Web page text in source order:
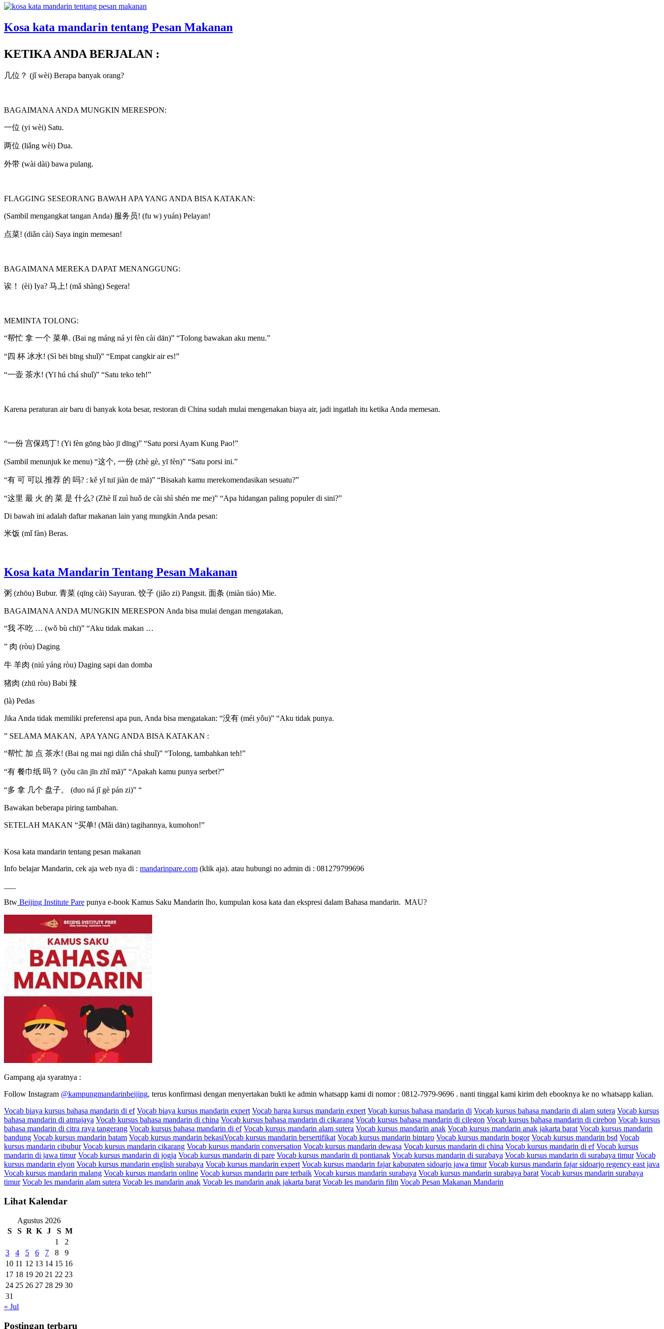
Kosa kata mandarin tentang Pesan Makanan
KETIKA ANDA BERJALAN :
几位？ (jǐ wèi) Berapa banyak orang?
BAGAIMANA ANDA MUNGKIN MERESPON:
一位 (yi wèi) Satu.
两位 (liǎng wèi) Dua.
外带 (wài dài) bawa pulang.
FLAGGING SESEORANG BAWAH APA YANG ANDA BISA KATAKAN:
(Sambil mengangkat tangan Anda) 服务员! (fu w) yuán) Pelayan!
点菜! (diǎn cài) Saya ingin memesan!
BAGAIMANA MEREKA DAPAT MENANGGUNG:
诶！ (èi) Iya? 马上! (mǎ shàng) Segera!
MEMINTA TOLONG:
“帮忙 拿 一个 菜单. (Bai ng máng ná yi fèn cài dān)” “Tolong bawakan aku menu.”
“四 杯 冰水! (Sì bēi bīng shuǐ)” “Empat cangkir air es!”
“一壶 茶水! (Yī hú chá shuǐ)” “Satu teko teh!”
Karena peraturan air baru di banyak kota besar, restoran di China sudah mulai mengenakan biaya air, jadi ingatlah itu ketika Anda memesan.
“一份 宫保鸡丁! (Yi fèn gōng bào jī dīng)” “Satu porsi Ayam Kung Pao!”
(Sambil menunjuk ke menu) “这个, 一份 (zhè gè, yī fèn)” “Satu porsi ini.”
“有 可 可以 推荐 的 吗? : kě yǐ tuī jiàn de mā)” “Bisakah kamu merekomendasikan sesuatu?”
“这里 最 火 的 菜 是 什么? (Zhè lǐ zuì huǒ de cài shì shén me me)” “Apa hidangan paling populer di sini?”
Di bawah ini adalah daftar makanan lain yang mungkin Anda pesan:
米饭 (mǐ fàn) Beras.
Kosa kata Mandarin Tentang Pesan Makanan
粥 (zhōu) Bubur. 青菜 (qīng cài) Sayuran. 饺子 (jiǎo zi) Pangsit. 面条 (miàn tiáo) Mie.
BAGAIMANA ANDA MUNGKIN MERESPON Anda bisa mulai dengan mengatakan,
“我 不吃 … (wǒ bù chī)” “Aku tidak makan …
” 肉 (ròu) Daging
牛 羊肉 (niú yáng ròu) Daging sapi dan domba
猪肉 (zhū ròu) Babi 辣
(là) Pedas
Jika Anda tidak memiliki preferensi apa pun, Anda bisa mengatakan: “没有 (méi yǒu)” “Aku tidak punya.
” SELAMA MAKAN, APA YANG ANDA BISA KATAKAN :
“帮忙 加 点 茶水! (Bai ng mai ngi diǎn chá shuǐ)” “Tolong, tambahkan teh!”
“有 餐巾纸 吗？ (yǒu cān jīn zhǐ mā)” “Apakah kamu punya serbet?”
“多 拿 几个 盘子。 (duo ná jǐ gè pán zi)” “
Bawakan beberapa piring tambahan.
SETELAH MAKAN “买单! (Mǎi dān) tagihannya, kumohon!”
Kosa kata mandarin tentang pesan makanan
Info belajar Mandarin, cek aja web nya di : mandarinpare.com (klik aja). atau hubungi no admin di : 081279799696
Btw Beijing Institute Pare punya e-book Kamus Saku Mandarin lho, kumpulan kosa kata dan ekspresi dalam Bahasa mandarin. MAU?
Gampang aja syaratnya :
Follow Instagram @kampungmandarinbeijing, terus konfirmasi dengan menyertakan bukti ke admin whatsapp kami di nomor : 0812-7979-9696 . nanti tinggal kami kirim deh ebooknya ke no whatsapp kalian.
Vocab biaya kursus bahasa mandarin di ef Vocab biaya kursus mandarin expert Vocab harga kursus mandarin expert Vocab kursus bahasa mandarin di Vocab kursus bahasa mandarin di alam sutera Vocab kursus
bahasa mandarin di atmajaya Vocab kursus bahasa mandarin di china Vocab kursus bahasa mandarin di cikarang Vocab kursus bahasa mandarin di cilegon Vocab kursus bahasa mandarin di cirebon Vocab kursus
bahasa mandarin di citra raya tangerang Vocab kursus bahasa mandarin di ef Vocab kursus mandarin alam sutera Vocab kursus mandarin anak Vocab kursus mandarin anak jakarta barat Vocab kursus mandarin
bandung Vocab kursus mandarin batam Vocab kursus mandarin bekasiVocab kursus mandarin bersertifikat Vocab kursus mandarin bintaro Vocab kursus mandarin bogor Vocab kursus mandarin bsd Vocab
kursus mandarin cibubur Vocab kursus mandarin cikarang Vocab kursus mandarin conversation Vocab kursus mandarin dewasa Vocab kursus mandarin di china Vocab kursus mandarin di ef Vocab kursus
mandarin di jawa timur Vocab kursus mandarin di jogja Vocab kursus mandarin di pare Vocab kursus mandarin di pontianak Vocab kursus mandarin di surabaya Vocab kursus mandarin di surabaya timur Vocab
kursus mandarin elyon Vocab kursus mandarin english surabaya Vocab kursus mandarin expert Vocab kursus mandarin fajar kabupaten sidoarjo jawa timur Vocab kursus mandarin fajar sidoarjo regency east java
Vocab kursus mandarin malang Vocab kursus mandarin online Vocab kursus mandarin pare terbaik Vocab kursus mandarin surabaya Vocab kursus mandarin surabaya barat Vocab kursus mandarin surabaya
timur Vocab les mandarin alam sutera Vocab les mandarin anak Vocab les mandarin anak jakarta barat Vocab les mandarin film Vocab Pesan Makanan Mandarin
Lihat Kalendar
Agustus 2026
S
S R K J S M
1
2
3
4 5 6 7 8
9
10 11 12 13 14 15 16
17 18 19 20 21 22 23
24 25 26 27 28 29 30
31
« Jul
Postingan terbaru